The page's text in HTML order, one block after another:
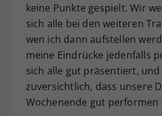
keine Punkte gespielt. Wir
sich alle bei den weiteren
wen ich dann aufstellen
meine Eindrücke jedenfalls
sich alle gut präsentiert,
zuversichtlich, dass unsere
Wochenende gut performen